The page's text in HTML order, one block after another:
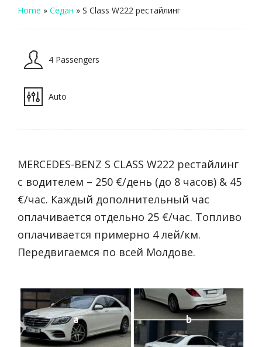
Home » Седан » S Class W222 рестайлинг
4 Passengers
Auto
MERCEDES-BENZ S CLASS W222 рестайлинг
с водителем – 250 €/день (до 8 часов) & 45
€/час. Каждый дополнительный час
оплачивается отдельно 25 €/час. Топливо
оплачивается примерно 4 лей/км.
Передвигаемся по всей Молдове.
a b